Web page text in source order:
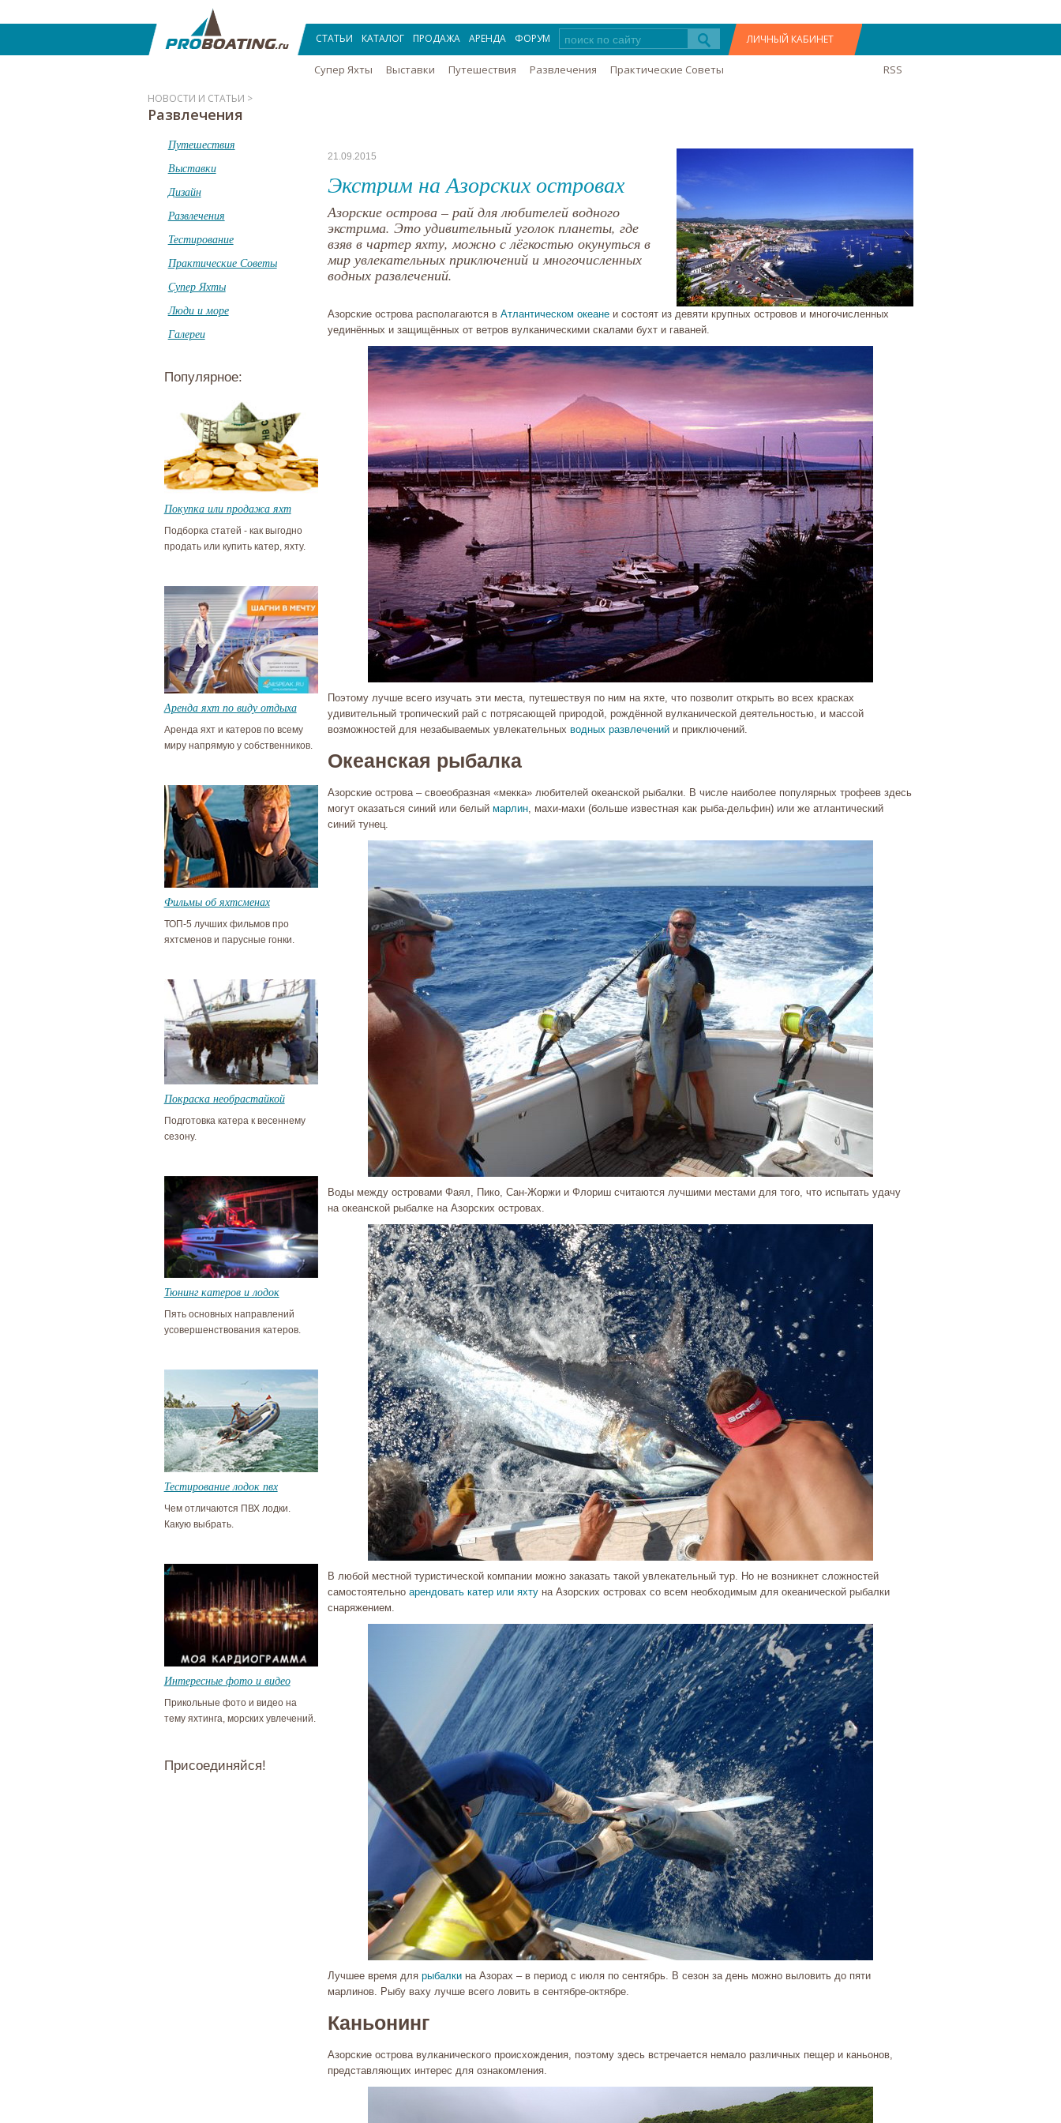
СТАТЬИ КАТАЛОГ ПРОДАЖА АРЕНДА ФОРУМ ЛИЧНЫЙ КАБИНЕТ
Супер Яхты Выставки Путешествия Развлечения Практические Советы RSS
НОВОСТИ И СТАТЬИ >
Развлечения
21.09.2015
Экстрим на Азорских островах
Азорские острова – рай для любителей водного
экстрима. Это удивительный уголок планеты, где
взяв в чартер яхту, можно с лёгкостью окунуться в
мир увлекательных приключений и многочисленных
водных развлечений.
Азорские острова располагаются в Атлантическом океанеи состоят из девяти крупных островов и многочисленных
уединённых и защищённых от ветров вулканическими скалами бухт и гаваней.
Поэтому лучше всего изучать эти места, путешествуя по ним на яхте, что позволит открыть во всех красках
удивительный тропический рай с потрясающей природой, рождённой вулканической деятельностью, и массой
возможностей для незабываемых увлекательных водных развлеченийи приключений.
Океанская рыбалка
Азорские острова – своеобразная «мекка» любителей океанской рыбалки. В числе наиболее популярных трофеев здесь
могут оказаться синий или белый марлин, махи-махи (больше известная как рыба-дельфин) или же атлантический
синий тунец.
Воды между островами Фаял, Пико, Сан-Жоржи и Флориш считаются лучшими местами для того, что испытать удачу
на океанской рыбалке на Азорских островах.
В любой местной туристической компании можно заказать такой увлекательный тур. Но не возникнет сложностей
самостоятельно арендовать катер или яхтуна Азорских островах со всем необходимым для океанической рыбалки
снаряжением.
Лучшее время для рыбалкина Азорах – в период с июля по сентябрь. В сезон за день можно выловить до пяти
марлинов. Рыбу ваху лучше всего ловить в сентябре-октябре.
Каньонинг
Азорские острова вулканического происхождения, поэтому здесь встречается немало различных пещер и каньонов,
представляющих интерес для ознакомления.
Путешествия
Выставки
Дизайн
Развлечения
Тестирование
Практические Советы
Супер Яхты
Люди и море
Галереи
Популярное:
Покупка или продажа яхт
Подборка статей - как выгодно
продать или купить катер, яхту.
Аренда яхт по виду отдыха
Аренда яхт и катеров по всему
миру напрямую у собственников.
Фильмы об яхтсменах
ТОП-5 лучших фильмов про
яхтсменов и парусные гонки.
Покраска необрастайкой
Подготовка катера к весеннему
сезону.
Тюнинг катеров и лодок
Пять основных направлений
усовершенствования катеров.
Тестирование лодок пвх
Чем отличаются ПВХ лодки.
Какую выбрать.
Интересные фото и видео
Прикольные фото и видео на
тему яхтинга, морских увлечений.
Присоединяйся!